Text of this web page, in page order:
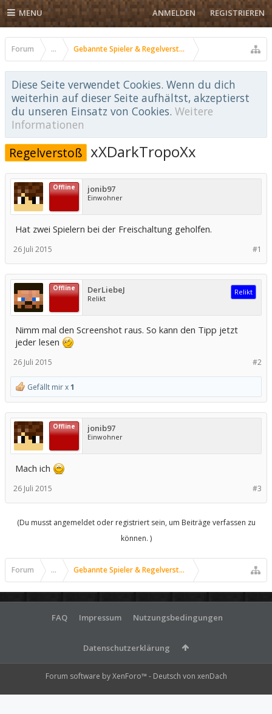
MENU ANMELDEN REGISTRIEREN
Forum ... Gebannte Spieler & Regelverstöße
Diese Seite verwendet Cookies. Wenn du dich
weiterhin auf dieser Seite aufhältst, akzeptierst
du unseren Einsatz von Cookies. Weitere
Informationen
Regelverstoß xXDarkTropoXx
Offline jonib97
Einwohner
Hat zwei Spielern bei der Freischaltung geholfen.
#1
26 Juli 2015
Offline DerLiebeJ
Relikt
Relikt
Nimm mal den Screenshot raus. So kann den Tipp jetzt
jeder lesen
#2
26 Juli 2015
Gefällt mir x1
Offline jonib97
Einwohner
Mach ich
#3
26 Juli 2015
(Du musst angemeldet oder registriert sein, um Beiträge verfassen zu
können. )
Forum ... Gebannte Spieler & Regelverstöße
FAQ Impressum Nutzungsbedingungen
Datenschutzerklärung
Forum software by XenForo™ - Deutsch von xenDach